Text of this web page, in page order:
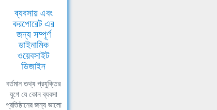
ব্যবসায় এবং
করপোরেট এর
জন্য সম্পূর্ণ
ডাইনামিক
ওয়েবসাইট
ডিজাইন
বর্তমান তথ্য প্রযুক্তির
যুগে যে কোন ব্যবসা
প্রতিষ্ঠানের জন্য ভালো